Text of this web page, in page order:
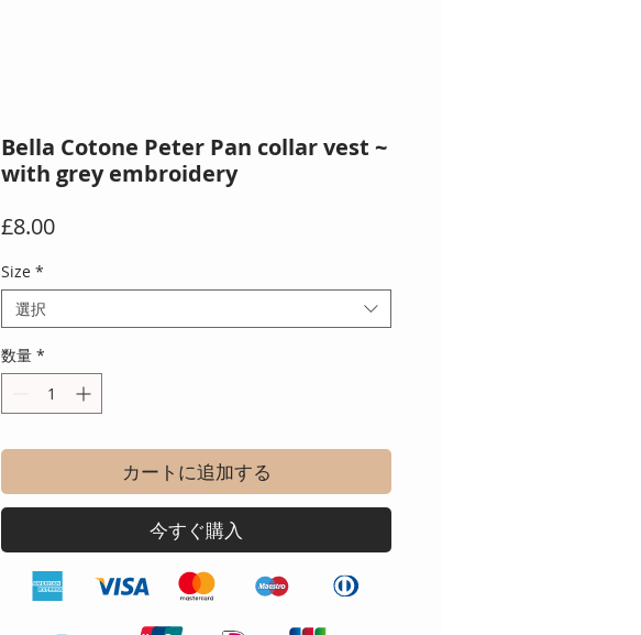
Bella Cotone Peter Pan collar vest ~
with grey embroidery
£8.00価
Size *
選択
数量 *
カートに追加する
今すぐ購入